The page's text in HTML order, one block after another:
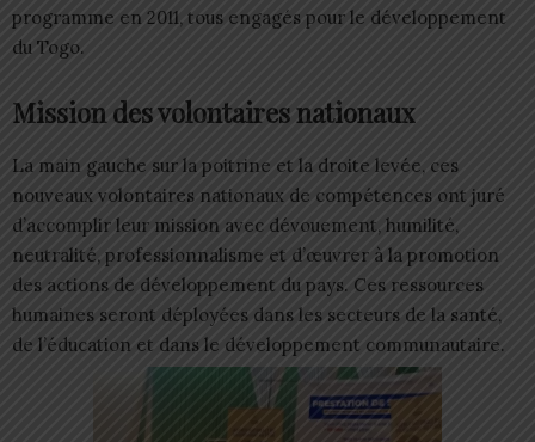
programme en 2011, tous engagés pour le développement
du Togo.
Mission des volontaires nationaux
La main gauche sur la poitrine et la droite levée, ces
nouveaux volontaires nationaux de compétences ont juré
d’accomplir leur mission avec dévouement, humilité,
neutralité, professionnalisme et d’œuvrer à la promotion
des actions de développement du pays. Ces ressources
humaines seront déployées dans les secteurs de la santé,
de l’éducation et dans le développement communautaire.